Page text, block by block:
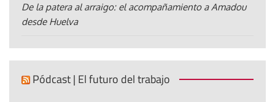
De la patera al arraigo: el acompañamiento a Amadou
desde Huelva
Pódcast | El futuro del trabajo